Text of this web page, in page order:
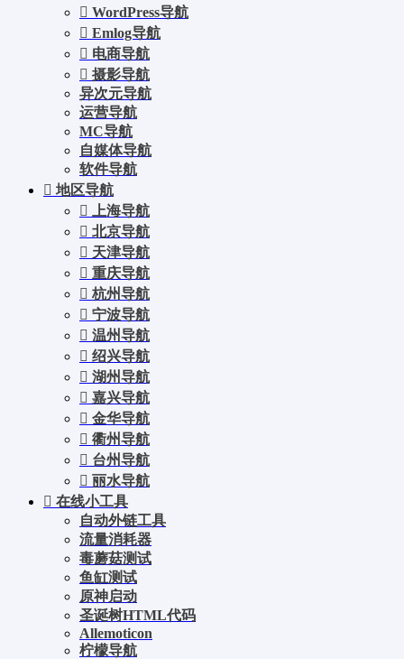
WordPress导航
Emlog导航
电商导航
摄影导航
异次元导航
运营导航
MC导航
自媒体导航
软件导航
地区导航
上海导航
北京导航
天津导航
重庆导航
杭州导航
宁波导航
温州导航
绍兴导航
湖州导航
嘉兴导航
金华导航
衢州导航
台州导航
丽水导航
在线小工具
自动外链工具
流量消耗器
毒蘑菇测试
鱼缸测试
原神启动
圣诞树HTML代码
Allemoticon
柠檬导航